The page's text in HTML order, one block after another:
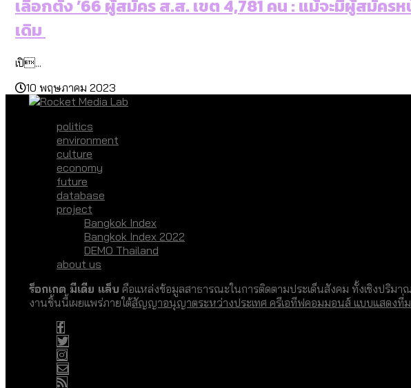
เลือกตั้ง ’66 ผู้สมัคร ส.ส. เขต 4,781 คน : แม้จะมีผู้สมัค
เดิม
เปิ...
10 พฤษภาคม 2023
politics
environment
culture
economy
future
database
project
Bangkok Index
Bangkok Index 2022
DEMO Thailand
about us
ร็อกเกต มีเดีย แล็บ คือแหล่งข้อมูลสาธารณะในการติดตามประเด็นสังคม ทั้งเชิงปริม
งานชิ้นนี้เผยแพร่ภายใต้สัญญาอนุญาตระหว่างประเทศ ครีเอทีฟคอมมอนส์ แบบแสดงที่